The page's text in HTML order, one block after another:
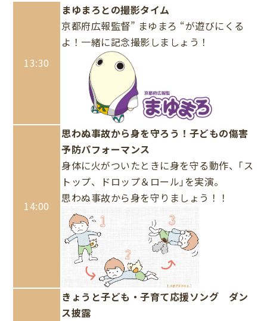
13:30
まゆまろとの撮影タイム
京都府広報監督” まゆまろ “が遊びにくる
よ！一緒に記念撮影しましょう！
14:00
思わぬ事故から身を守ろう！子どもの傷害
予防パフォーマンス
身体に火がついたときに身を守る動作、｢ス
トップ、ドロップ＆ロール｣を実演。
思わぬ事故から身を守りましょう！！
きょうと子ども・子育て応援ソング ダン
ス披露